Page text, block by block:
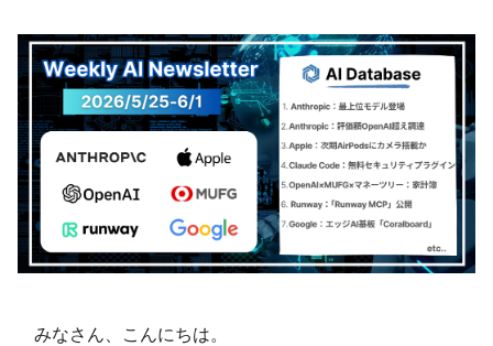
みなさん、こんにちは。